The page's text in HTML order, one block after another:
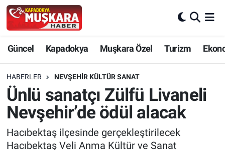
Güncel Kapadokya Muşkara Özel Turizm
HABERLER NEVŞEHIR KÜLTÜR SANAT
Ünlü sanatçı Zülfü Livaneli
Nevşehir’de ödül alacak
Hacıbektaş ilçesinde gerçekleştirilecek
Hacıbektaş Veli Anma Kültür ve Sanat
Güncel
SEÇİM
Muşkara Özel
Ekonomi
Nevşehir Hava Durumu
Nevşehir Trafik Yoğunluk Haritası
Süper Lig Puan Durumu ve Fikstür
Tüm Manşetler